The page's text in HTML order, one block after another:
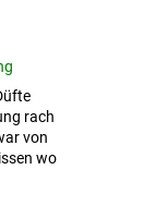
5 von 5 Sternen.
rach
von
wo